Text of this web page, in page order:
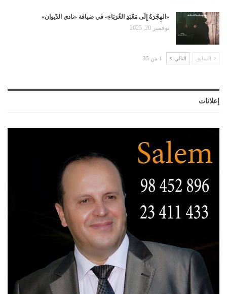
«الهِجْرَةُ إِلَى مَعْبَدِ الغُرَبَاءِ» في ضيافة «نادي الدّيوان»
نوفمبر 20, 2025
السابق التالي 1 من 35
إعلانات